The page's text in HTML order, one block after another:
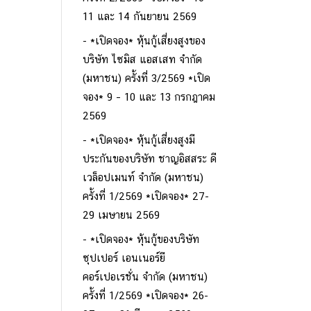
11 และ 14 กันยายน 2569
*เปิดจอง* หุ้นกู้เสี่ยงสูงของ
บริษัท ไซมิส แอสเสท จำกัด
(มหาชน) ครั้งที่ 3/2569 *เปิด
จอง* 9 – 10 และ 13 กรกฎาคม
2569
*เปิดจอง* หุ้นกู้เสี่ยงสูงมี
ประกันของบริษัท ชาญอิสสระ ดี
เวล็อปเมนท์ จำกัด (มหาชน)
ครั้งที่ 1/2569 *เปิดจอง* 27-
29 เมษายน 2569
*เปิดจอง* หุ้นกู้ของบริษัท
ซุปเปอร์ เอนเนอร์ยี
คอร์เปอเรชั่น จำกัด (มหาชน)
ครั้งที่ 1/2569 *เปิดจอง* 26-